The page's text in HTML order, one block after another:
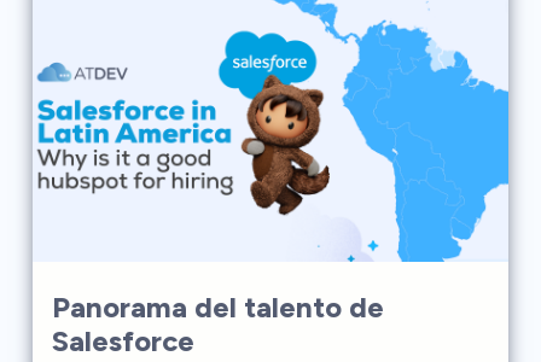
Panorama del talento de
Salesforce